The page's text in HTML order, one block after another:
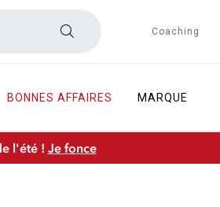
Coaching
BONNES AFFAIRES MARQUE
l'été ! Je fonce